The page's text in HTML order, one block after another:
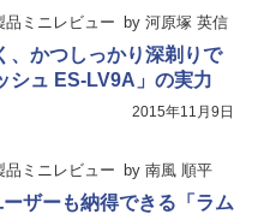
品ミニレビュー by 河原塚 英信
、かつしっかり深剃りで
シュ ES-LV9A」の実力
2015年11月9日
品ミニレビュー by 南風 順平
ザーも納得できる「ラム